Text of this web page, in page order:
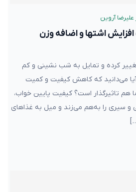
علیرضا آروین
اشتها و اضافه وزن
کرده و تمایل به شب نشینی و کم
می‌دانید که کاهش کیفیت و کمیت
تاثیرگذار است؟ کیفیت پایین خواب،
و سیری را به‌هم می‌زند و میل به غذاهای